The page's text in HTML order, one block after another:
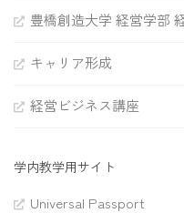
豊橋創造大学 経営学部
キャリア形成
経営ビジネス講座
学内教学用サイト
Universal Passport